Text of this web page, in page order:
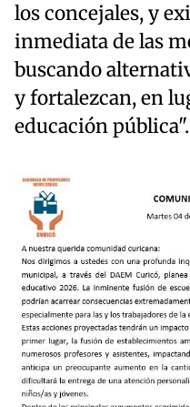
los concejales, y
inmediata de las
buscando
y fortalezcan, en
educación pública".